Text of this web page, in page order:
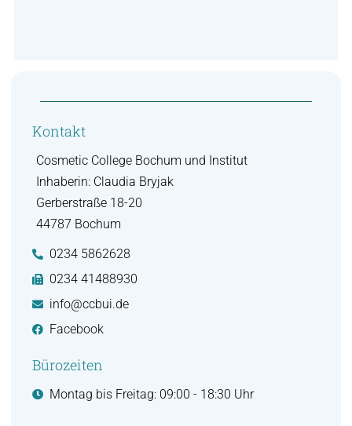
Kontakt
Cosmetic College Bochum und Institut
Inhaberin: Claudia Bryjak
Gerberstraße 18-20
44787 Bochum
0234 5862628
0234 41488930
info@ccbui.de
Facebook
Bürozeiten
Montag bis Freitag: 09:00 - 18:30 Uhr